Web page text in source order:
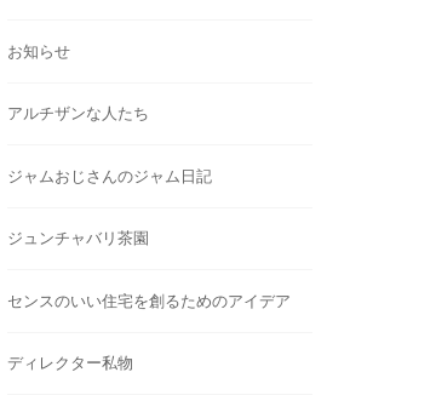
お知らせ
アルチザンな人たち
ジャムおじさんのジャム日記
ジュンチャバリ茶園
センスのいい住宅を創るためのアイデア
ディレクター私物